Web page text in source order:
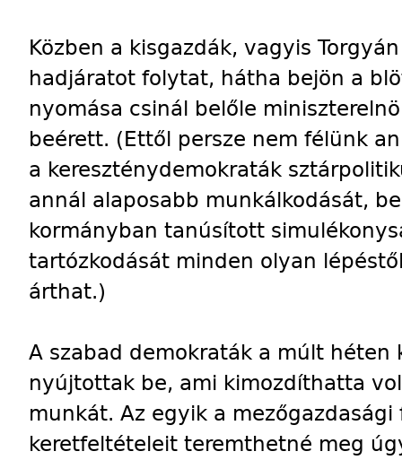
Közben a kisgazdák, vagyis
hadjáratot folytat, hátha bejön a
nyomása csinál belőle
beérett. (Ettől persze nem félünk
a kereszténydemokraták
annál alaposabb munkálkodását,
kormányban tanúsított
tartózkodását minden olyan
árthat.)
A szabad demokraták a múlt
nyújtottak be, ami kimozdíthatta
munkát. Az egyik a
keretfeltételeit teremthetné meg